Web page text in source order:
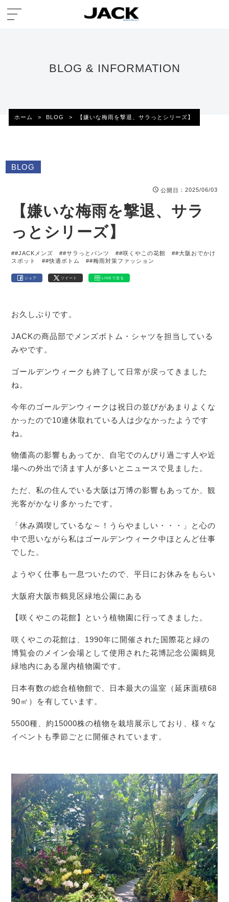
BLOG & INFORMATION
ホーム > BLOG > 【嫌いな梅雨を撃退、サラっとシリーズ】
BLOG
公開日 ：2025/06/03
【嫌いな梅雨を撃退、サラ
っとシリーズ】
##JACKメンズ ##サラっとパンツ ##咲くやこの花館
##大阪おでかけ
スポット
##快適ボトム ##梅雨対策ファッション
シェア ツイート LINEで送る
お久しぶりです。
JACKの商品部でメンズボトム・シャツを担当している
みやです。
ゴールデンウィークも終了して日常が戻ってきました
ね。
今年のゴールデンウィークは祝日の並びがあまりよくな
かったので10連休取れている人は少なかったようです
ね。
物価高の影響もあってか、自宅でのんびり過ごす人や近
場への外出で済ます人が多いとニュースで見ました。
ただ、私の住んでいる大阪は万博の影響もあってか、観
光客がかなり多かったです。
「休み満喫しているな～！うらやましい・・・」と心の
中で思いながら私はゴールデンウィーク中ほとんど仕事
でした。
ようやく仕事も一息ついたので、平日にお休みをもらい
大阪府大阪市鶴見区緑地公園にある
【咲くやこの花館】という植物園に行ってきました。
咲くやこの花館は、1990年に開催された国際花と緑の
博覧会のメイン会場として使用された花博記念公園鶴見
緑地内にある屋内植物園です。
日本有数の総合植物館で、日本最大の温室（延床面積68
90㎡）を有しています。
5500種、約15000株の植物を栽培展示しており、様々な
イベントも季節ごとに開催されています。